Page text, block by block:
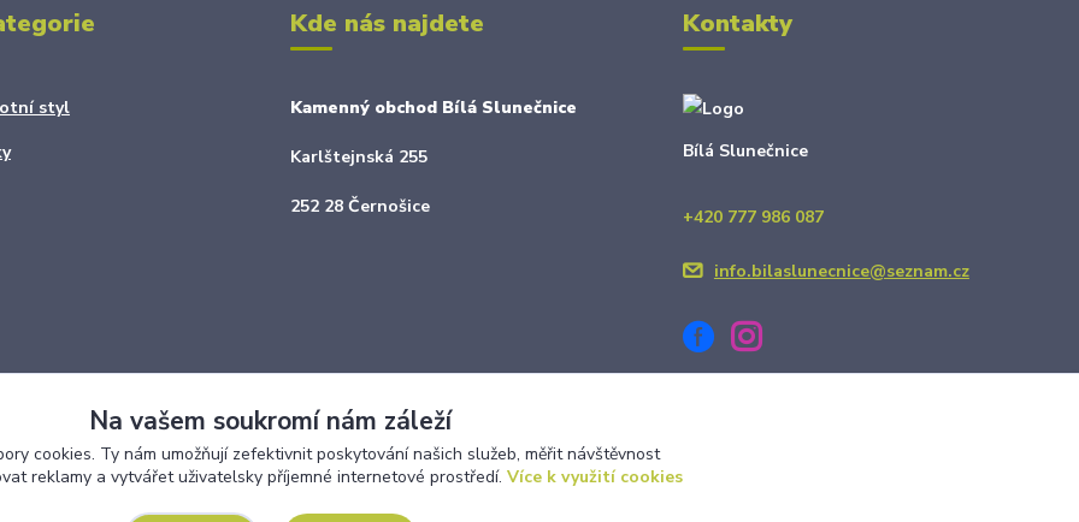
styl
Kde nás najdete
Kamenný obchod Bílá Slunečnice
Karlštejnská 255
252 28 Černošice
Kontakty
Bílá Slunečnice
+420 777 986 087
info.bilaslunecnice@seznam.cz
Upravit sběr cookies.
Na vašem soukromí nám záleží
cookies. Ty nám umožňují zefektivnit poskytování našich služeb, měřit návštěvnost
reklamy a vytvářet uživatelsky příjemné internetové prostředí. Více k využití cookies